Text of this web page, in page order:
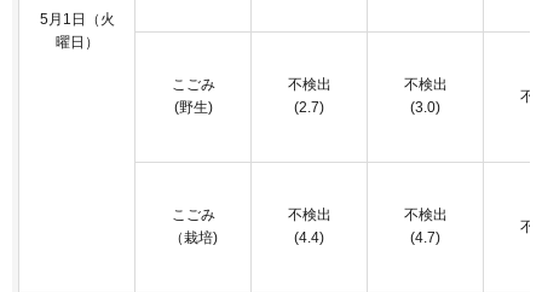
5月1日（火
曜日）
こごみ
(野生)
不検出
(2.7)
不検出
(3.0)
不
こごみ
（栽培)
不検出
(4.4)
不検出
(4.7)
不